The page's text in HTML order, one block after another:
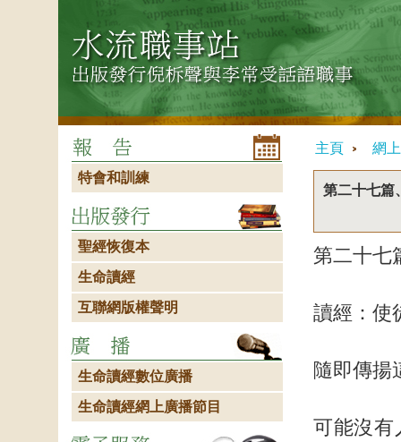
主頁 網
第二十七篇
第二十七
讀經：使
隨即傳揚
可能沒有
特會和訓練
聖經恢復本
生命讀經
互聯網版權聲明
生命讀經數位廣播
生命讀經網上廣播節目